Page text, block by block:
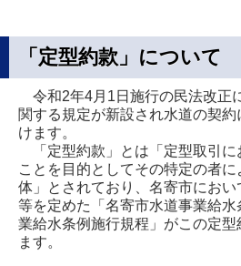
「定型約款」について
令和2年4月1日施行の民法改正
関する規定が新設され水道の契
けます。
「定型約款」とは「定型取引に
ことを目的としてその特定の者
体」とされており、名寄市にお
等を定めた「名寄市水道事業給
業給水条例施行規程」がこの定型
ます。